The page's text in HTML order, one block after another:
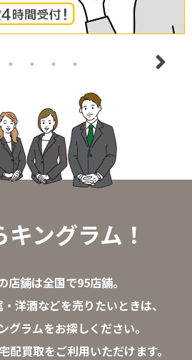
ングラム！
店舗は全国で95店舗。
洋酒などを売りたいときは、
グラムをお探しください。
配買取をご利用いただけます。